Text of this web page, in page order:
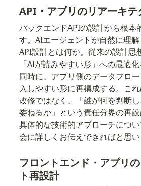
API・アプリのリアーキテ
バックエンドAPIの設計から根本
す。AIエージェントが自然に理
API設計とは何か。従来の設計思
「AIが読みやすい形」への最適化
同時に、アプリ側のデータフロ
入しやすい形に再構成する。こ
改修ではなく、「誰が何を判断
委ねるか」という責任分界の再設
具体的な技術的アプローチにつ
会に詳しくお伝えできればと思い
フロントエンド・アプリ
ト再設計